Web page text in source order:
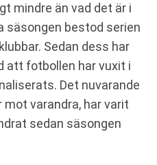
mindre än vad det är i
säsongen bestod serien
Sedan dess har
att fotbollen har vuxit i
Det nuvarande
varandra, har varit
sedan säsongen